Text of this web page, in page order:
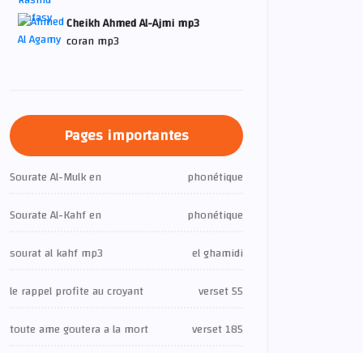
Cheikh Ahmed Al-Ajmi mp3
coran mp3
Pages importantes
Sourate Al-Mulk en
phonétique
Sourate Al-Kahf en
phonétique
sourat al kahf mp3
el ghamidi
le rappel profite au croyant
verset 55
toute ame goutera a la mort
verset 185